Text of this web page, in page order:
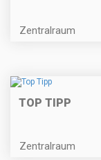
Zentralraum
TOP TIPP
Zentralraum